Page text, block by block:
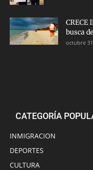
CRECE
busca
octubre
CATEGORÍA
INMIGRACION
DEPORTES
CULTURA